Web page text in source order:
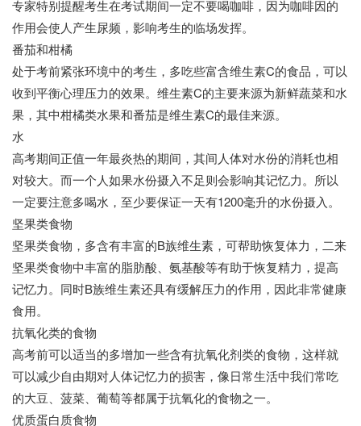
专家特别提醒考生在考试期间一定不要喝咖啡，因为咖啡因的
作用会使人产生尿频，影响考生的临场发挥。
番茄和柑橘
处于考前紧张环境中的考生，多吃些富含维生素C的食品，可以
收到平衡心理压力的效果。维生素C的主要来源为新鲜蔬菜和水
果，其中柑橘类水果和番茄是维生素C的最佳来源。
水
高考期间正值一年最炎热的期间，其间人体对水份的消耗也相
对较大。而一个人如果水份摄入不足则会影响其记忆力。所以
一定要注意多喝水，至少要保证一天有1200毫升的水份摄入。
坚果类食物
坚果类食物，多含有丰富的B族维生素，可帮助恢复体力，二来
坚果类食物中丰富的脂肪酸、氨基酸等有助于恢复精力，提高
记忆力。同时B族维生素还具有缓解压力的作用，因此非常健康
食用。
抗氧化类的食物
高考前可以适当的多增加一些含有抗氧化剂类的食物，这样就
可以减少自由期对人体记忆力的损害，像日常生活中我们常吃
的大豆、菠菜、葡萄等都属于抗氧化的食物之一。
优质蛋白质食物